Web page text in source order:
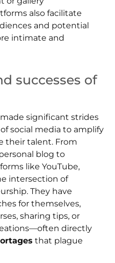
also facilitate
and potential
intimate and
successes of
significant strides
social media to amplify
their talent. From
blog to
like YouTube,
intersection of
They have
for themselves,
sharing tips, or
directly
that plague